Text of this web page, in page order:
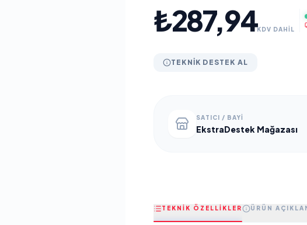
₺287,94KDV DAHİL
TEKNIK DESTEK AL
SATICI / BAYI
EkstraDestek Mağazası
TEKNİK ÖZELLİKLER ÜRÜN